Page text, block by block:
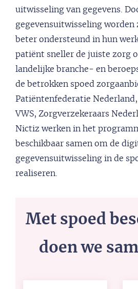
uitwisseling van gegevens.
gegevensuitwisseling worden
beter ondersteund in hun
patiënt sneller de juiste zorg
landelijke branche- en
de betrokken spoed
Patiëntenfederatie
VWS, Zorgverzekeraars
Nictiz werken in het
beschikbaar samen om de
gegevensuitwisseling in de
realiseren.
Met spoed
doen we